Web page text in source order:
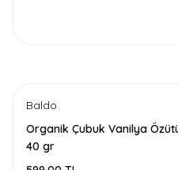
Baldo
Organik Çubuk Vanilya
40 gr